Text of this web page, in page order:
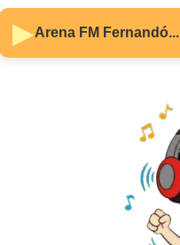
▶Arena FM Fernandó...